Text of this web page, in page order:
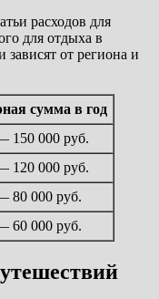
расходов для
для отдыха в
от региона и
сумма в год
150 000 руб.
120 000 руб.
80 000 руб.
60 000 руб.